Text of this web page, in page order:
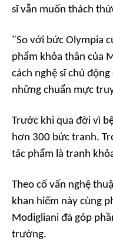
sĩ vẫn muốn thách
"So với bức Olympia
phẩm khỏa thân của
cách nghệ sĩ chủ
những chuẩn mực
Trước khi qua đời vì
hơn 300 bức tranh.
tác phẩm là tranh
Theo cố vấn nghệ
khan hiếm này cùng
Modigliani đã góp
trường.